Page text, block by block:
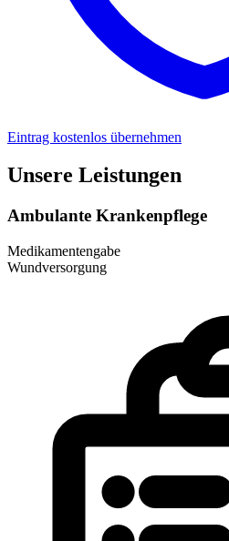
Eintrag kostenlos übernehmen
Unsere Leistungen
Ambulante Krankenpflege
Medikamentengabe
Wundversorgung